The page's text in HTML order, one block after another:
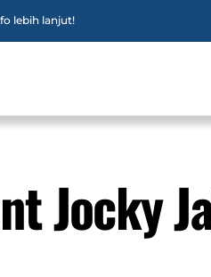
lebih lanjut!
Jocky